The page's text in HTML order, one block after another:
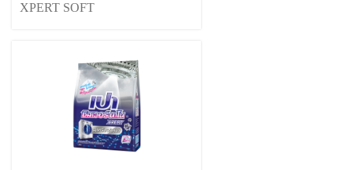
XPERT SOFT